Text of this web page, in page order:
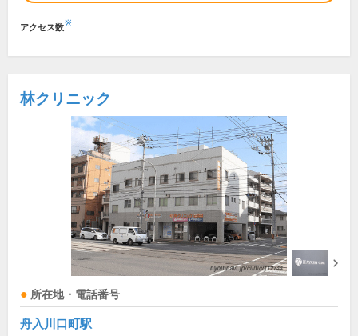
アクセス数※
林クリニック
所在地・電話番号
舟入川口町駅